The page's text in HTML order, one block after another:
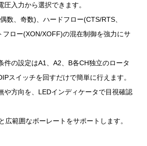
圧入力から選択できます。
数、奇数)、ハードフロー(CTS/RTS、
フロー(XON/XOFF)の混在制御を強力にサ
件の設定はA1、A2、B各CH独立のロータ
スイッチを回すだけで簡単に行えます。
や方向を、LEDインディケータで目視確認
広範囲なボーレートをサポートします。